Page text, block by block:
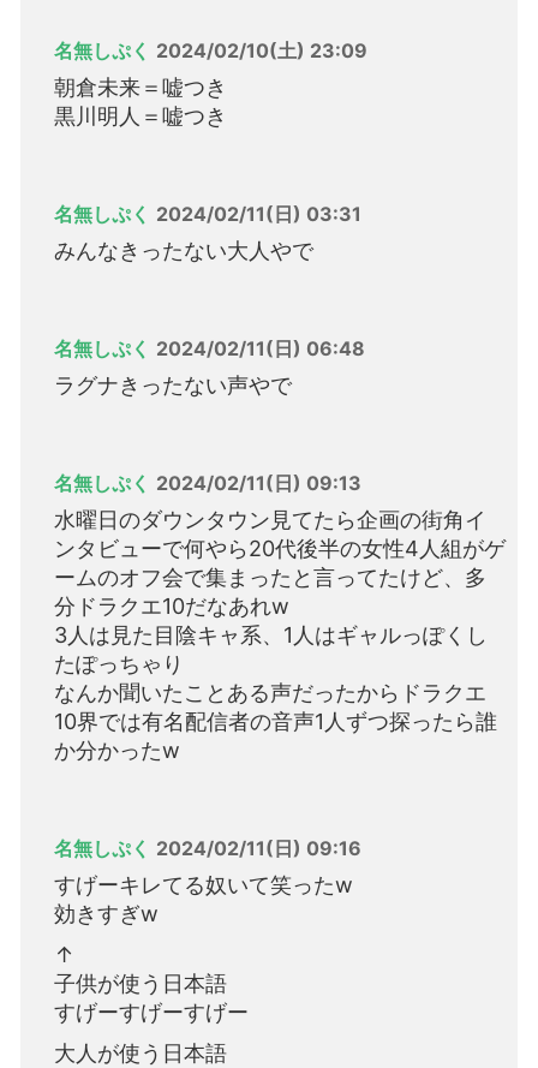
名無しぷく 2024/02/10(土) 23:09
朝倉未来＝嘘つき
黒川明人＝嘘つき
名無しぷく 2024/02/11(日) 03:31
みんなきったない大人やで
名無しぷく 2024/02/11(日) 06:48
ラグナきったない声やで
名無しぷく 2024/02/11(日) 09:13
水曜日のダウンタウン見てたら企画の街角イ
ンタビューで何やら20代後半の女性4人組がゲ
ームのオフ会で集まったと言ってたけど、多
分ドラクエ10だなあれw
3人は見た目陰キャ系、1人はギャルっぽくし
たぽっちゃり
なんか聞いたことある声だったからドラクエ
10界では有名配信者の音声1人ずつ探ったら誰
か分かったw
名無しぷく 2024/02/11(日) 09:16
すげーキレてる奴いて笑ったw
効きすぎw
↑
子供が使う日本語
すげーすげーすげー
大人が使う日本語